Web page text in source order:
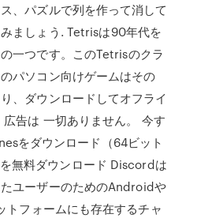
、パズルで列を作って消して
ましょう. Tetrisは90年代を
一つです。このTetrisのクラ
パソコン向けゲームはその
、ダウンロードしてオフライ
告は 一切ありません。 今す
をダウンロード（64ビット
無料ダウンロード Discordは
ユーザーのためのAndroidや
トフォームにも存在するチャ